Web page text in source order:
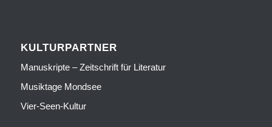
KULTURPARTNER
Manuskripte – Zeitschrift für Literatur
Musiktage Mondsee
Vier-Seen-Kultur